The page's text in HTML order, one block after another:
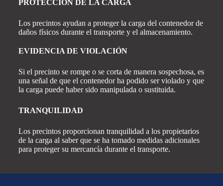
PROTECCIÓN DE LA CARGA
Los precintos ayudan a proteger la carga del contenedor de
daños físicos durante el transporte y el almacenamiento.
EVIDENCIA DE VIOLACIÓN
Si el precinto se rompe o se corta de manera sospechosa, es
una señal de que el contenedor ha podido ser violado y que
la carga puede haber sido manipulada o sustituida.
TRANQUILIDAD
Los precintos proporcionan tranquilidad a los propietarios
de la carga al saber que se ha tomado medidas adicionales
para proteger su mercancía durante el transporte.